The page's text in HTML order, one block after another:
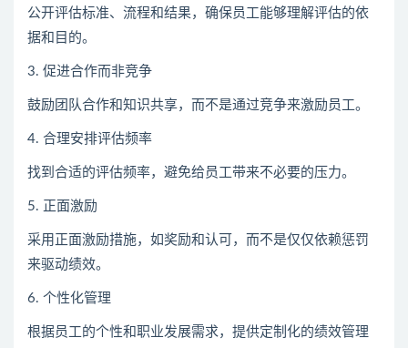
公开评估标准、流程和结果，确保员工能够理解评估的依
据和目的。
3. 促进合作而非竞争
鼓励团队合作和知识共享，而不是通过竞争来激励员工。
4. 合理安排评估频率
找到合适的评估频率，避免给员工带来不必要的压力。
5. 正面激励
采用正面激励措施，如奖励和认可，而不是仅仅依赖惩罚
来驱动绩效。
6. 个性化管理
根据员工的个性和职业发展需求，提供定制化的绩效管理